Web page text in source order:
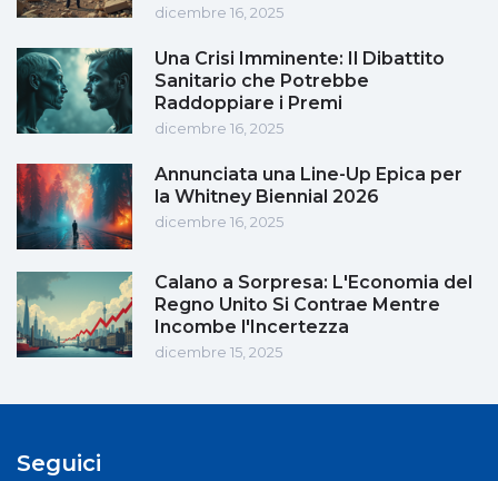
dicembre 16, 2025
Una Crisi Imminente: Il Dibattito
Sanitario che Potrebbe
Raddoppiare i Premi
dicembre 16, 2025
Annunciata una Line-Up Epica per
la Whitney Biennial 2026
dicembre 16, 2025
Calano a Sorpresa: L'Economia del
Regno Unito Si Contrae Mentre
Incombe l'Incertezza
dicembre 15, 2025
Seguici